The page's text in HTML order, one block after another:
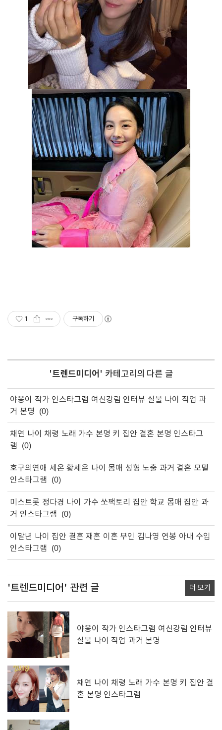
1 구독하기
'트렌드미디어 ' 카테고리의 다른 글
야옹이 작가 인스타그램 여신강림 인터뷰 실물 나이 직업 과
거 본명
(0)
채연 나이 채령 노래 가수 본명 키 집안 결혼 본명 인스타그
램
(0)
호구의연애 세온 황세온 나이 몸매 성형 노출 과거 결혼 모델
인스타그램
(0)
미스트롯 정다경 나이 가수 쏘팩토리 집안 학교 몸매 집안 과
거 인스타그램
(0)
이말년 나이 집안 결혼 재혼 이혼 부인 김나영 연봉 아내 수입
인스타그램
(0)
'트렌드미디어' 관련 글 더 보기
야옹이 작가 인스타그램 여신강림 인터뷰
실물 나이 직업 과거 본명
채연 나이 채령 노래 가수 본명 키 집안 결
혼 본명 인스타그램